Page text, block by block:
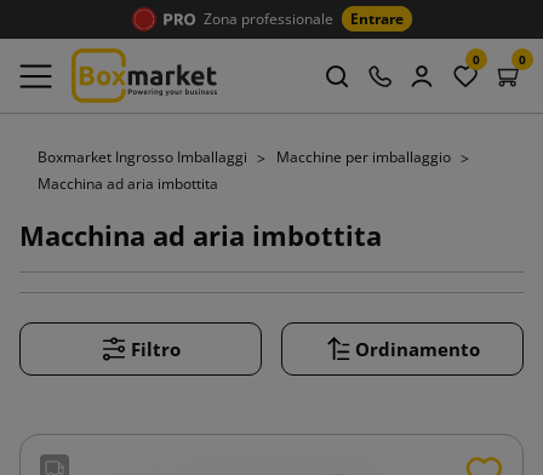
Zona professionale Entrare
0 0
Boxmarket Ingrosso Imballaggi
Macchine per imballaggio
Macchina ad aria imbottita
Macchina ad aria imbottita
Filtro Ordinamento